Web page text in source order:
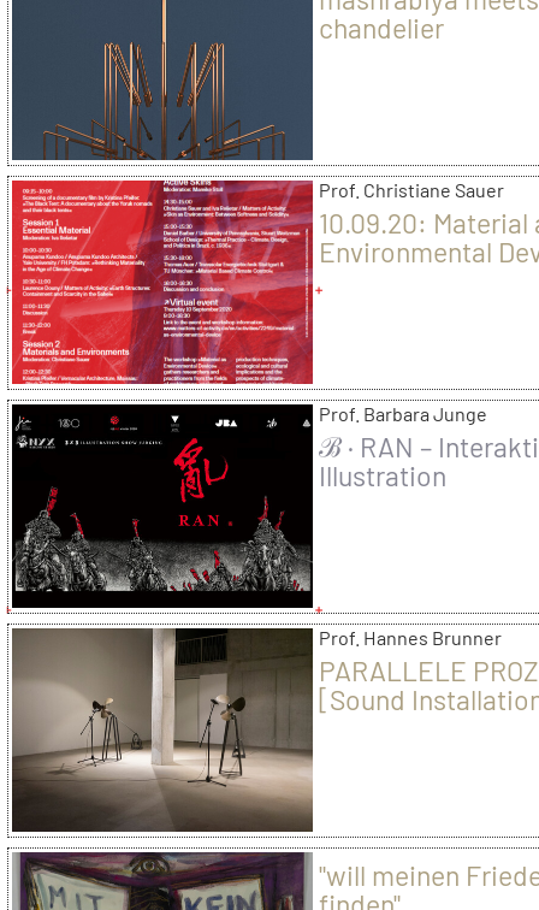
chandelier
Prof. Christiane Sauer
10.09.20: Material
Environmental
Virtual Workshop
Prof. Barbara Junge
ℬ · RAN –
Illustration
Prof. Hannes Brunner
PARALLELE
[Sound
"will meinen